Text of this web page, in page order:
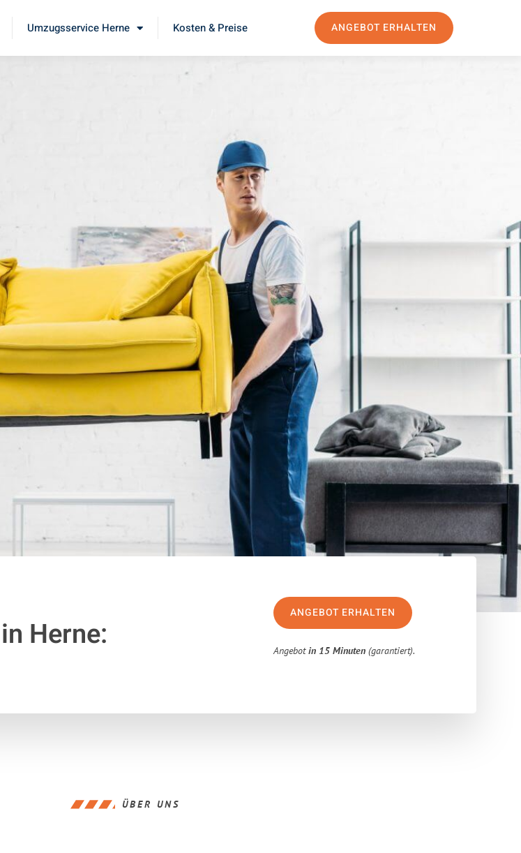
Umzugsservice Herne Kosten & Preise ANGEBOT ERHALTEN
in Herne:
ANGEBOT ERHALTEN
Angebotin 15 Minuten (garantiert).
ÜBER UNS